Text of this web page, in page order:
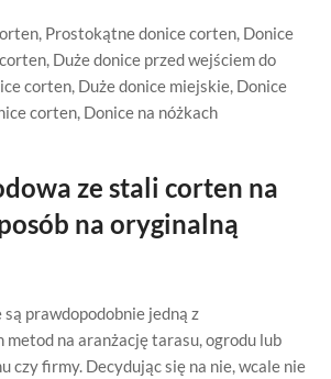
, Prostokątne donice corten, Donice
, Duże donice przed wejściem do
corten, Duże donice miejskie, Donice
corten, Donice na nóżkach
ze stali corten na
na oryginalną
prawdopodobnie jedną z
metod na aranżację tarasu, ogrodu lub
czy firmy. Decydując się na nie, wcale nie